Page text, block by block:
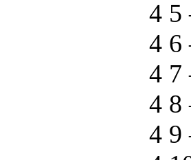
4 5
4 6
4 7
4 8
4 9